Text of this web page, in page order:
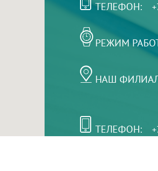
ТЕЛЕФОН:
РЕЖИМ
НАШ
ТЕЛЕФОН: